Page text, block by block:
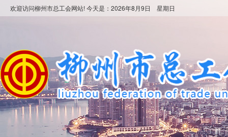
欢迎访问柳州市总工会网站! 今天是： 2026年8月9日 星期日